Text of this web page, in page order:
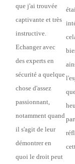
que j'ai trouvée
captivante et très
instructive.
Echanger avec
des experts en
sécurité a quelque
chose d'assez
passionnant,
notamment quand
il s'agit de leur
démontrer en
quoi le droit peut